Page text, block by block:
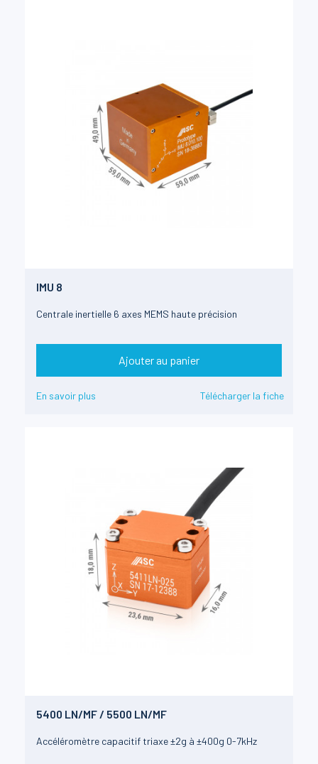
IMU 8
Centrale inertielle 6 axes MEMS haute précision
Ajouter au panier
En savoir plus Télécharger la fiche
5400 LN/MF / 5500 LN/MF
Accéléromètre capacitif triaxe ±2g à ±400g 0-7kHz